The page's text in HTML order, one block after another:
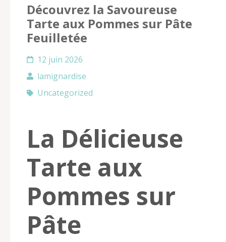
Découvrez la Savoureuse
Tarte aux Pommes sur Pâte
Feuilletée
12 juin 2026
lamignardise
Uncategorized
La Délicieuse
Tarte aux
Pommes sur
Pâte